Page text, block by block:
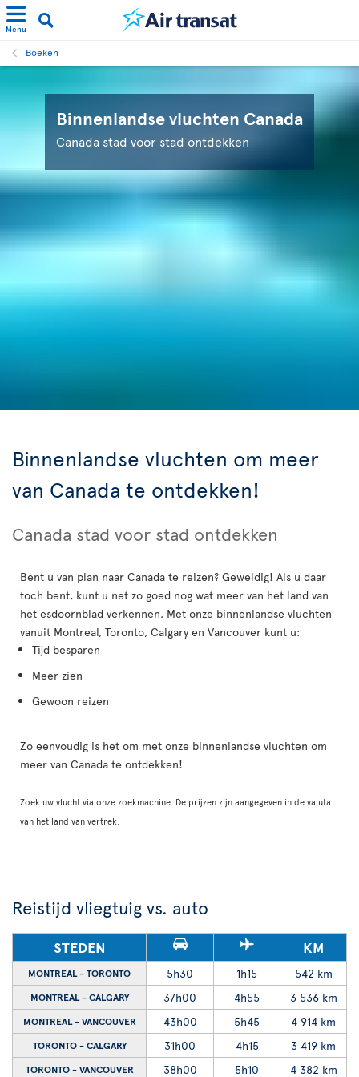
Menu
Boeken
Binnenlandse vluchten Canada
Canada stad voor stad ontdekken
Binnenlandse vluchten om meer
van Canada te ontdekken!
Canada stad voor stad ontdekken
Bent u van plan naar Canada te reizen? Geweldig! Als u daar
toch bent, kunt u net zo goed nog wat meer van het land van
het esdoornblad verkennen. Met onze binnenlandse vluchten
vanuit Montreal, Toronto, Calgary en Vancouver kunt u:
Tijd besparen
Meer zien
Gewoon reizen
Zo eenvoudig is het om met onze binnenlandse vluchten om
meer van Canada te ontdekken!
Zoek uw vlucht via onze zoekmachine. De prijzen zijn aangegeven in de valuta
van het land van vertrek.
Reistijd vliegtuig vs. auto
STEDEN KM
MONTREAL - TORONTO 5h30 1h15 542 km
MONTREAL - CALGARY 37h00 4h55 3 536 km
MONTREAL - VANCOUVER 43h00 5h45 4 914 km
TORONTO - CALGARY 31h00 4h15 3 419 km
TORONTO - VANCOUVER 38h00 5h10 4 382 km